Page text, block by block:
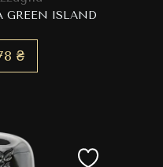
GREEN ISLAND
₴